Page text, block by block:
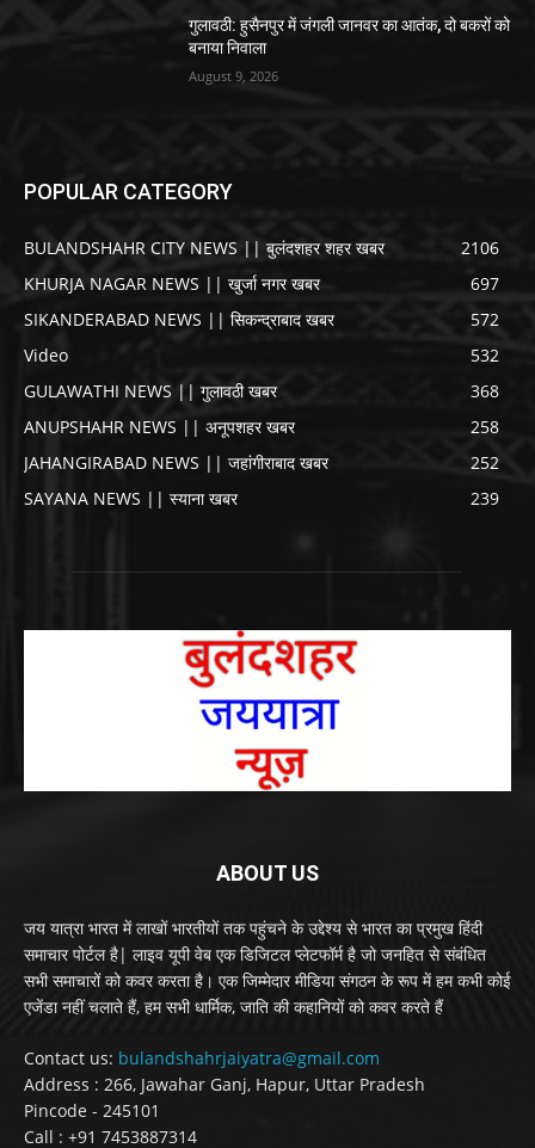
गुलावठी: हुसैनपुर में जंगली जानवर का आतंक, दो बकरों को
बनाया निवाला
August 9, 2026
POPULAR CATEGORY
BULANDSHAHR CITY NEWS || बुलंदशहर शहर खबर
2106
KHURJA NAGAR NEWS || खुर्जा नगर खबर
697
SIKANDERABAD NEWS || सिकन्द्राबाद खबर
572
Video
532
GULAWATHI NEWS || गुलावठी खबर
368
ANUPSHAHR NEWS || अनूपशहर खबर
258
JAHANGIRABAD NEWS || जहांगीराबाद खबर
252
SAYANA NEWS || स्याना खबर
239
ABOUT US
जय यात्रा भारत में लाखों भारतीयों तक पहुंचने के उद्देश्य से भारत का प्रमुख हिंदी
समाचार पोर्टल है| लाइव यूपी वेब एक डिजिटल प्लेटफॉर्म है जो जनहित से संबंधित
सभी समाचारों को कवर करता है। एक जिम्मेदार मीडिया संगठन के रूप में हम कभी कोई
एजेंडा नहीं चलाते हैं, हम सभी धार्मिक, जाति की कहानियों को कवर करते हैं
Contact us: bulandshahrjaiyatra@gmail.com
Address : 266, Jawahar Ganj, Hapur, Uttar Pradesh
Pincode - 245101
Call : +91 7453887314